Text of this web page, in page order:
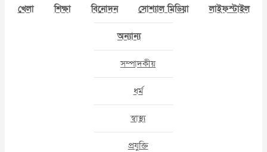
খেলা শিক্ষা বিনোদন সোশ্যাল মিডিয়া লাইফস্টাইল
অন্যান্য
সম্পাদকীয়
ধর্ম
স্বাস্থ্য
প্রযুক্তি